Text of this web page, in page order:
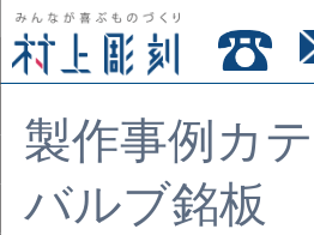
製作事例カ
バルブ銘板